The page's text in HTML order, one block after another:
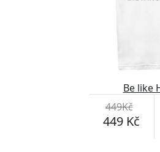
Be like
449Kč
449 Kč